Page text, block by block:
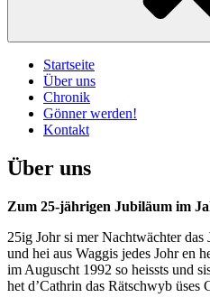
Startseite
Über uns
Chronik
Gönner werden!
Kontakt
Über uns
Zum 25-jährigen Jubiläum im
25ig Johr si mer Nachtwächter das
und hei aus Waggis jedes Johr en
im Auguscht 1992 so heissts und
het d’Cathrin das Rätschwyb